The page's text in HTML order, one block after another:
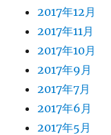
2017年12月
2017年11月
2017年10月
2017年9月
2017年7月
2017年6月
2017年5月